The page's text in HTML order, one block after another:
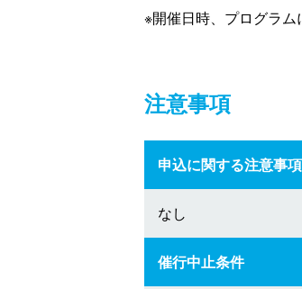
※開催日時、プログラム
注意事項
申込に関する注意事項
なし
催行中止条件